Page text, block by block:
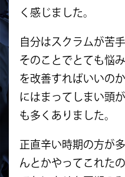
く感じました。
自分はスクラムが苦
そのことでとても悩
を改善すればいいの
にはまってしまい頭
も多くありました。
正直辛い時期の方が
んとかやってこれた